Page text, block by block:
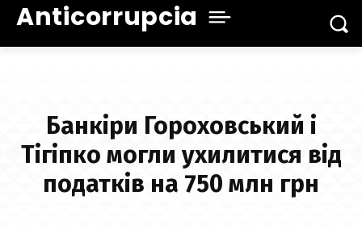
Anticorrupcia
Банкіри Гороховський і
Тігіпко могли ухилитися від
податків на 750 млн грн